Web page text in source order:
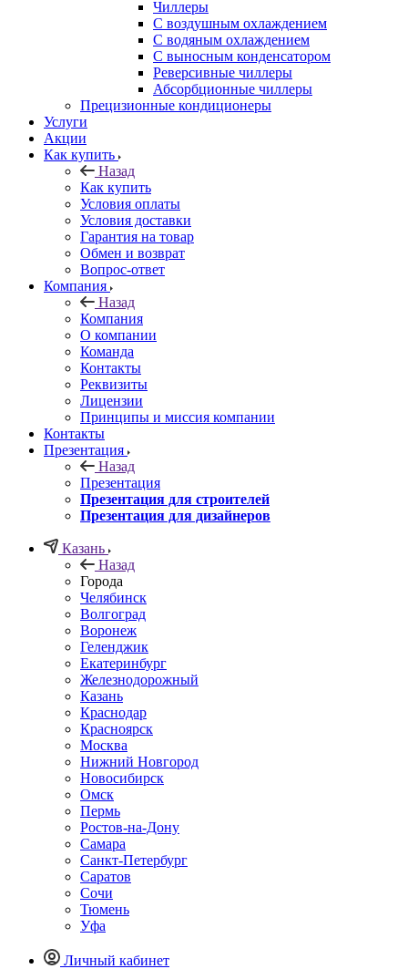
Чиллеры
С воздушным охлаждением
С водяным охлаждением
С выносным конденсатором
Реверсивные чиллеры
Абсорбционные чиллеры
Прецизионные кондиционеры
Услуги
Акции
Как купить
Назад
Как купить
Условия оплаты
Условия доставки
Гарантия на товар
Обмен и возврат
Вопрос-ответ
Компания
Назад
Компания
О компании
Команда
Контакты
Реквизиты
Лицензии
Принципы и миссия компании
Контакты
Презентация
Назад
Презентация
Презентация для строителей
Презентация для дизайнеров
Казань
Назад
Города
Челябинск
Волгоград
Воронеж
Геленджик
Екатеринбург
Железнодорожный
Казань
Краснодар
Красноярск
Москва
Нижний Новгород
Новосибирск
Омск
Пермь
Ростов-на-Дону
Самара
Санкт-Петербург
Саратов
Сочи
Тюмень
Уфа
Личный кабинет